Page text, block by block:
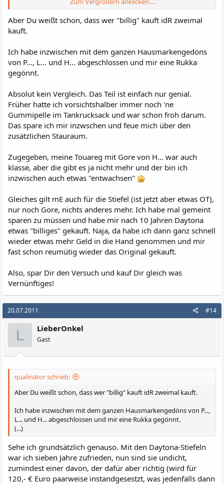
nehmen, im allgemeinen sind die Erfahrungen hier - wie zum
Beispiel beim Neffen Supo
- ja auch ganz gut.
Und im Endeffekt: Versuch macht kluch.
Aber Du weißt schon, dass wer "billig" kauft idR zweimal
kauft.
Ich habe inzwischen mit dem ganzen Hausmarkengedöns
von P..., L... und H... abgeschlossen und mir eine Rukka
gegönnt.
Absolut kein Vergleich. Das Teil ist einfach nur genial.
Früher hatte ich vorsichtshalber immer noch 'ne
Gummipelle im Tankrucksack und war schon froh darum.
Das spare ich mir inzwschen und feue mich über den
zusätzlichen Stauraum.
Zugegeben, meine Touareg mit Gore von H... war auch
klasse, aber die gibt es ja nicht mehr und der bin ich
inzwischen auch etwas "entwachsen"
Gleiches gilt mE auch für die Stiefel (ist jetzt aber etwas OT),
nur noch Gore, nichts anderes mehr. Ich habe mal gemeint
sparen zu müssen und habe mir nach 10 Jahren Daytona
etwas "billiges" gekauft. Naja, da habe ich dann ganz schnell
wieder etwas mehr Geld in die Hand genommen und mir
fast schon reumütig wieder das Original gekauft.
Also, spar Dir den Versuch und kauf Dir gleich was
Vernünftiges!
20.07.2011 #14
L LieberOnkel
Gast
qualinator schrieb:
Aber Du weißt schon, dass wer "billig" kauft idR zweimal kauft.
Ich habe inzwischen mit dem ganzen Hausmarkengedöns von P...,
L... und H... abgeschlossen und mir eine Rukka gegönnt.
(...)
Sehe ich grundsätzlich genauso. Mit den Daytona-Stiefeln
war ich sieben Jahre zufrieden, nun sind sie undicht,
zumindest einer davon, der dafür aber richtig (wird für
120,- € Euro paarweise instandgesestzt, was jedenfalls dann